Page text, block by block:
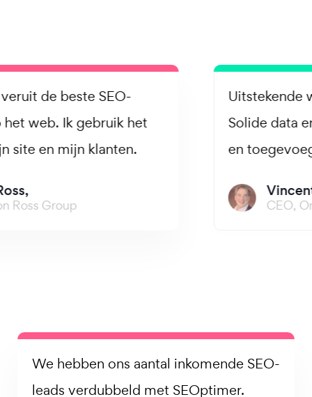
Uitstekende waarde voor het geld.
Solide data en inzichten voor prospectie
en toegevoegde waarde diensten.
CEO, One 8 & Company
Ik hou van SEOptimer! Het geeft snel
inzicht in enkele van de technische